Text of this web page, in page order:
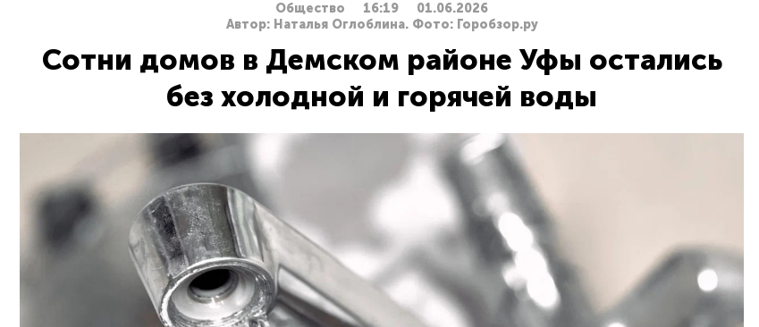
Общество 16:19
01.06.2026
Автор: Наталья Оглоблина. Фото: Горобзор.ру
Сотни домов в Демском районе Уфы остались
без холодной и горячей воды